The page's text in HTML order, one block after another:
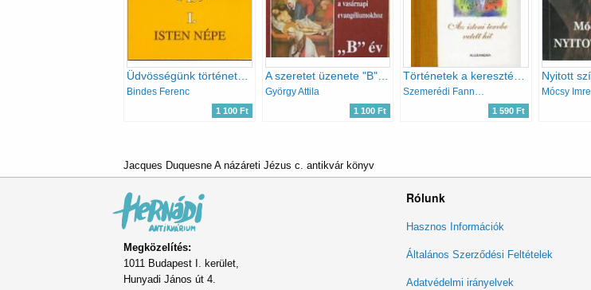
Bindes Ferenc
1 100 Ft
A szeretet üzenete "B" év
György Attila
1 100 Ft 1 590 Ft
Mócsy Imre
Jacques Duquesne A názáreti Jézus c. antikvár könyv
Megközelítés:
1011 Budapest I. kerület,
Hunyadi János út 4.
Rólunk
Lábléc
menü
Hasznos Információk
Általános Szerződési Feltételek
Adatvédelmi irányelvek